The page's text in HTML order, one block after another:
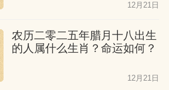
12月21日
农历二零二五年腊月十八出生
的人属什么生肖？命运如何？
12月21日